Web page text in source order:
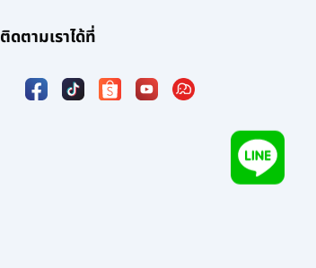
ติดตามเราได้ที่